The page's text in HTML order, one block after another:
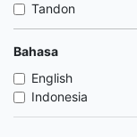
Tandon
Bahasa
English
Indonesia